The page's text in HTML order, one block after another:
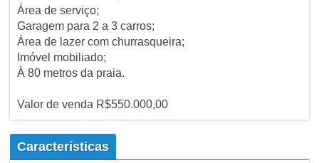
Área de serviço;
Garagem para 2 a 3 carros;
Área de lazer com churrasqueira;
Imóvel mobiliado;
À 80 metros da praia.
Valor de venda R$550.000,00
Características